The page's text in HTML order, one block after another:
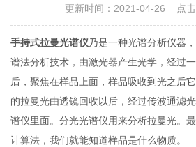
更新时间：2021-04-26 点
手持式拉曼光谱仪乃是一种光谱分析仪器
谱法分析技术，由激光器产生光学，经过
后，聚焦在样品上面，样品吸收到光之后
的拉曼光由透镜回收以后，经过传波通滤
谱仪里面。分光光谱仪用来分析拉曼光。
计算法，我们就能知道样品是什么物质。